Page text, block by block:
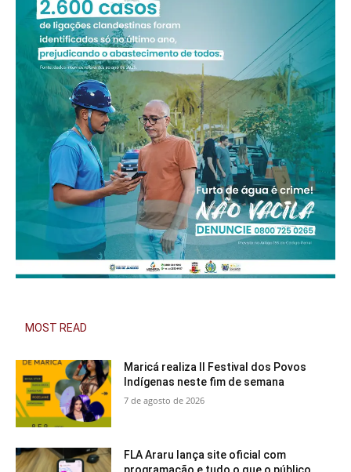
MOST READ
Maricá realiza II Festival dos Povos
Indígenas neste fim de semana
7 de agosto de 2026
FLA Araru lança site oficial com